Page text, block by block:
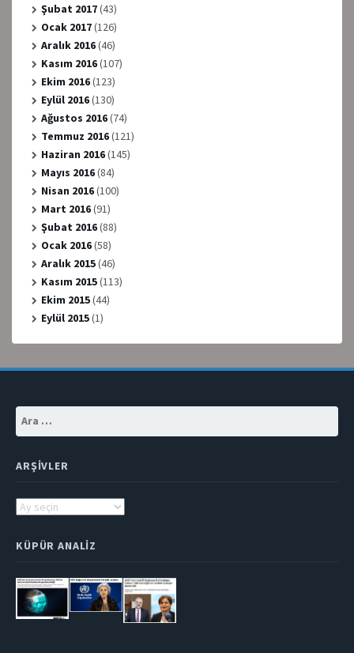
Şubat 2017(43)
Ocak 2017(126)
Aralık 2016(46)
Kasım 2016(107)
Ekim 2016(123)
Eylül 2016(130)
Ağustos 2016(74)
Temmuz 2016(121)
Haziran 2016(145)
Mayıs 2016(84)
Nisan 2016(100)
Mart 2016(91)
Şubat 2016(88)
Ocak 2016(58)
Aralık 2015(46)
Kasım 2015(113)
Ekim 2015(44)
Eylül 2015(1)
Arama:
ARŞIVLER
Arşivler
KÜPÜR ANALIZ